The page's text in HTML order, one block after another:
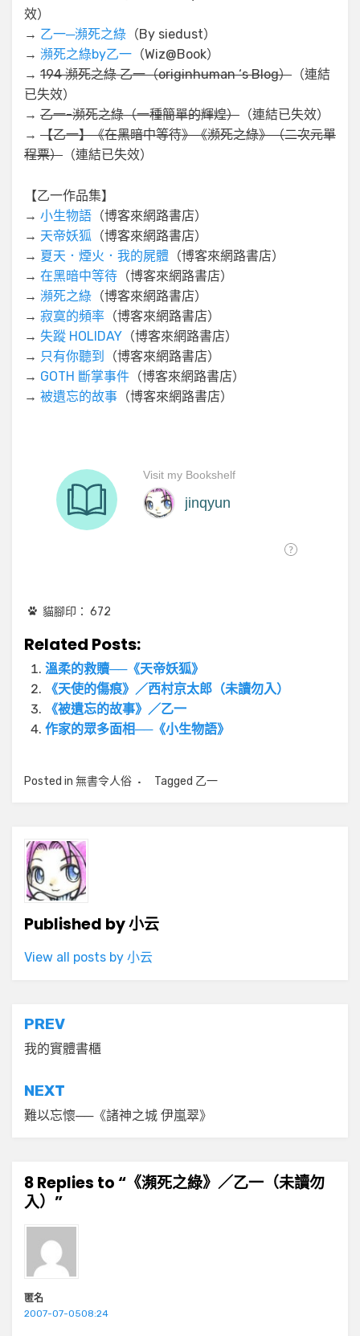
效）
→ 乙一─瀕死之綠 （By siedust）
→ 瀕死之綠by乙一 （Wiz@Book）
→ 194 瀕死之綠 乙一（originhuman ‘s Blog） （連結
已失效）
→ 乙一-瀕死之綠（一種簡單的輝煌） （連結已失效）
→ 【乙一】《在黑暗中等待》《瀕死之綠》（二次元單
程票） （連結已失效）
【乙一作品集】
→ 小生物語 （博客來網路書店）
→ 天帝妖狐 （博客來網路書店）
→ 夏天．煙火．我的屍體 （博客來網路書店）
→ 在黑暗中等待 （博客來網路書店）
→ 瀕死之綠 （博客來網路書店）
→ 寂寞的頻率 （博客來網路書店）
→ 失蹤 HOLIDAY （博客來網路書店）
→ 只有你聽到
（博客來網路書店）
→ GOTH 斷掌事件 （博客來網路書店）
→ 被遺忘的故事 （博客來網路書店）
貓腳印： 672
Related Posts:
溫柔的救贖──《天帝妖狐》
《天使的傷痕》／西村京太郎（未讀勿入）
《被遺忘的故事》／乙一
作家的眾多面相──《小生物語》
Posted in 無書令人俗 Tagged 乙一
Published by小云
View all posts by 小云
文
章
導
覽
PREV
我的實體書櫃
NEXT
難以忘懷──《諸神之城 伊嵐翠》
8 Replies to “《瀕死之綠》／乙一（未讀勿
入）”
匿名
2007-07-0508:24